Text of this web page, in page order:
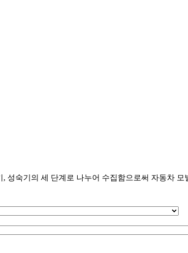
성숙기의 세 단계로 나누어 수집함으로써 자동차